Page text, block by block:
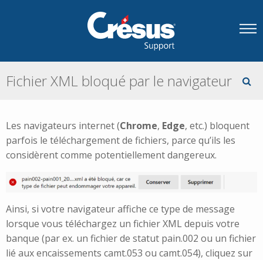
Fichier XML bloqué par le navigateur
Les navigateurs internet (Chrome, Edge, etc.) bloquent
parfois le téléchargement de fichiers, parce qu’ils les
considèrent comme potentiellement dangereux.
Ainsi, si votre navigateur affiche ce type de message
lorsque vous téléchargez un fichier XML depuis votre
banque (par ex. un fichier de statut pain.002 ou un fichier
lié aux encaissements camt.053 ou camt.054), cliquez sur